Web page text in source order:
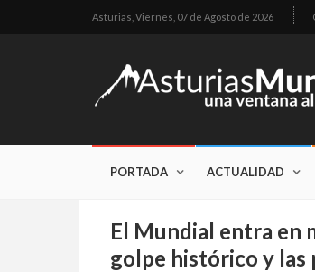
Asturias, Viernes, 07 de Agosto de 2026
PORTADA ACTUALIDAD
El Mundial entra en
golpe histórico y las